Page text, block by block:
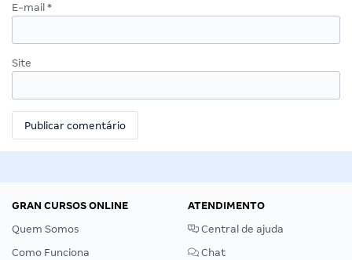
E-mail *
Site
GRAN CURSOS ONLINE
Quem Somos
Como Funciona
ATENDIMENTO
Central de ajuda
Chat